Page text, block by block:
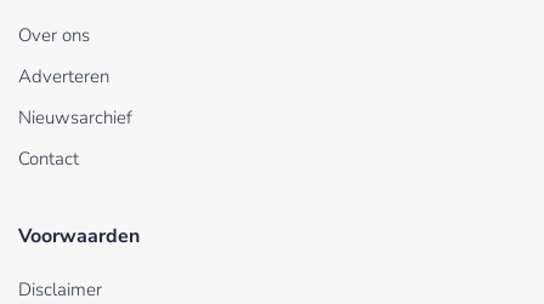
Over ons
Adverteren
Nieuwsarchief
Contact
Voorwaarden
Disclaimer